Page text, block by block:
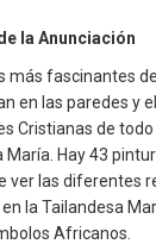
la Anunciación
más fascinantes
en las paredes y
Cristianas de
Hay 43
ver las diferentes
la Tailandesa
Africanos.